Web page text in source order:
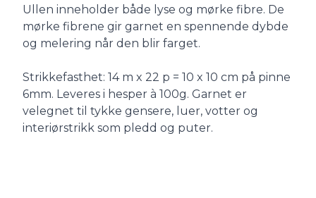
Ullen inneholder både lyse og mørke fibre. De
mørke fibrene gir garnet en spennende dybde
og melering når den blir farget.
Strikkefasthet: 14 m x 22 p = 10 x 10 cm på pinne
6mm. Leveres i hesper à 100g. Garnet er
velegnet til tykke gensere, luer, votter og
interiørstrikk som pledd og puter.